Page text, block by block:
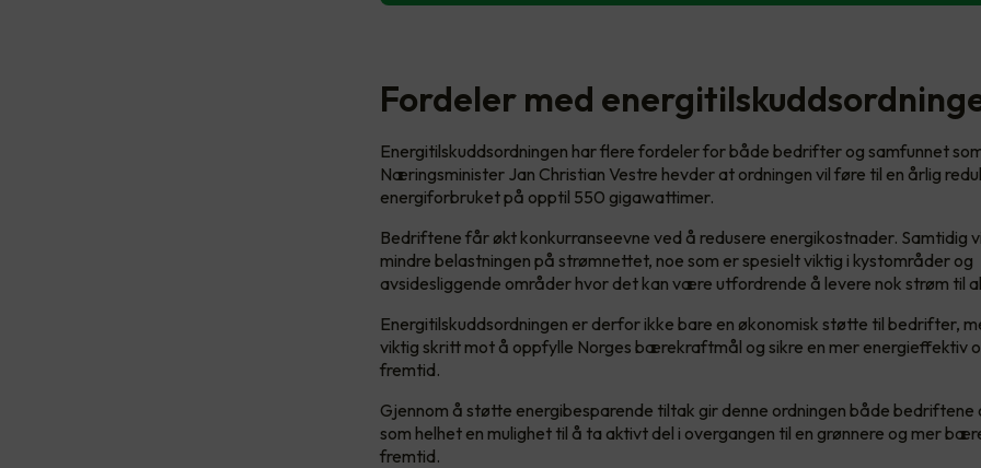
Fordeler med
Energitilskuddsordningen har flere fordeler for både bedrifter og samfunnet
Næringsminister Jan Christian Vestre hevder at ordningen vil føre til en årlig
energiforbruket på opptil 550 gigawattimer.
Bedriftene får økt konkurranseevne ved å redusere energikostnader. Samtidig
mindre belastningen på strømnettet, noe som er spesielt viktig i kystområder og
avsidesliggende områder hvor det kan være utfordrende å levere nok strøm til
Energitilskuddsordningen er derfor ikke bare en økonomisk støtte til bedrifter,
viktig skritt mot å oppfylle Norges bærekraftmål og sikre en mer energieffektiv
fremtid.
Gjennom å støtte energibesparende tiltak gir denne ordningen både bedriftene
som helhet en mulighet til å ta aktivt del i overgangen til en grønnere og mer
fremtid.